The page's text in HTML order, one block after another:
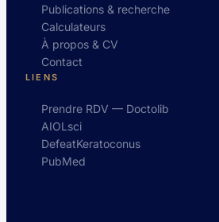
Publications & recherche
Calculateurs
À propos & CV
Contact
LIENS
Prendre RDV — Doctolib
AIOLsci
DefeatKeratoconus
PubMed